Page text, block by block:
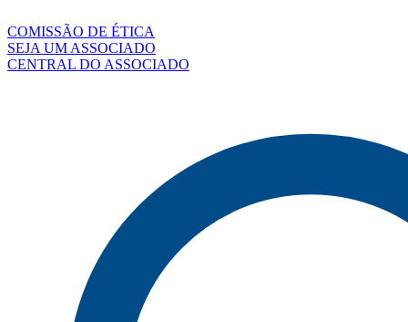
COMISSÃO DE ÉTICA
SEJA UM ASSOCIADO
CENTRAL DO ASSOCIADO